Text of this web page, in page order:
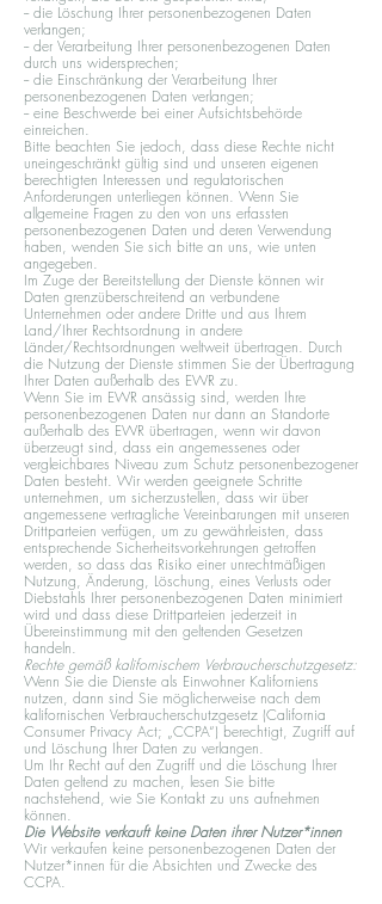
-- die Löschung Ihrer personenbezogenen Daten
verlangen;
-- der Verarbeitung Ihrer personenbezogenen Daten
durch uns widersprechen;
-- die Einschränkung der Verarbeitung Ihrer
personenbezogenen Daten verlangen;
-- eine Beschwerde bei einer Aufsichtsbehörde
einreichen.
Bitte beachten Sie jedoch, dass diese Rechte nicht
uneingeschränkt gültig sind und unseren eigenen
berechtigten Interessen und regulatorischen
Anforderungen unterliegen können. Wenn Sie
allgemeine Fragen zu den von uns erfassten
personenbezogenen Daten und deren Verwendung
haben, wenden Sie sich bitte an uns, wie unten
angegeben.
Im Zuge der Bereitstellung der Dienste können wir
Daten grenzüberschreitend an verbundene
Unternehmen oder andere Dritte und aus Ihrem
Land/Ihrer Rechtsordnung in andere
Länder/Rechtsordnungen weltweit übertragen. Durch
die Nutzung der Dienste stimmen Sie der Übertragung
Ihrer Daten außerhalb des EWR zu.
Wenn Sie im EWR ansässig sind, werden Ihre
personenbezogenen Daten nur dann an Standorte
außerhalb des EWR übertragen, wenn wir davon
überzeugt sind, dass ein angemessenes oder
vergleichbares Niveau zum Schutz personenbezogener
Daten besteht. Wir werden geeignete Schritte
unternehmen, um sicherzustellen, dass wir über
angemessene vertragliche Vereinbarungen mit unseren
Drittparteien verfügen, um zu gewährleisten, dass
entsprechende Sicherheitsvorkehrungen getroffen
werden, so dass das Risiko einer unrechtmäßigen
Nutzung, Änderung, Löschung, eines Verlusts oder
Diebstahls Ihrer personenbezogenen Daten minimiert
wird und dass diese Drittparteien jederzeit in
Übereinstimmung mit den geltenden Gesetzen
handeln.
Rechte gemäß kalifornischem Verbraucherschutzgesetz:
Wenn Sie die Dienste als Einwohner Kaliforniens
nutzen, dann sind Sie möglicherweise nach dem
kalifornischen Verbraucherschutzgesetz (California
Consumer Privacy Act; „CCPA“) berechtigt, Zugriff auf
und Löschung Ihrer Daten zu verlangen.
Um Ihr Recht auf den Zugriff und die Löschung Ihrer
Daten geltend zu machen, lesen Sie bitte
nachstehend, wie Sie Kontakt zu uns aufnehmen
können.
Die Website verkauft keine Daten ihrer Nutzer*innen
Wir verkaufen keine personenbezogenen Daten der
Nutzer*innen für die Absichten und Zwecke des
CCPA.